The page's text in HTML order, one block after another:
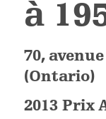
à
70,
(Ontario)
2013 Prix